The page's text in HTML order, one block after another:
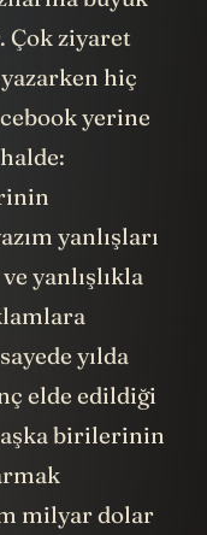
Çok ziyaret
hiç
yerine
yanlışları
yanlışlıkla
yılda
elde edildiği
birilerinin
milyar dolar